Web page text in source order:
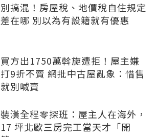
別搞混！房屋稅、地價稅自住規定
差在哪 別以為有設籍就有優惠
買方出1750萬斡旋遭拒！屋主嫌
打9折不賣 網批中古屋亂象：惜售
就別喊賣
裝潢全程零探班：屋主人在海外，
17 坪北歐三房完工當天才「開